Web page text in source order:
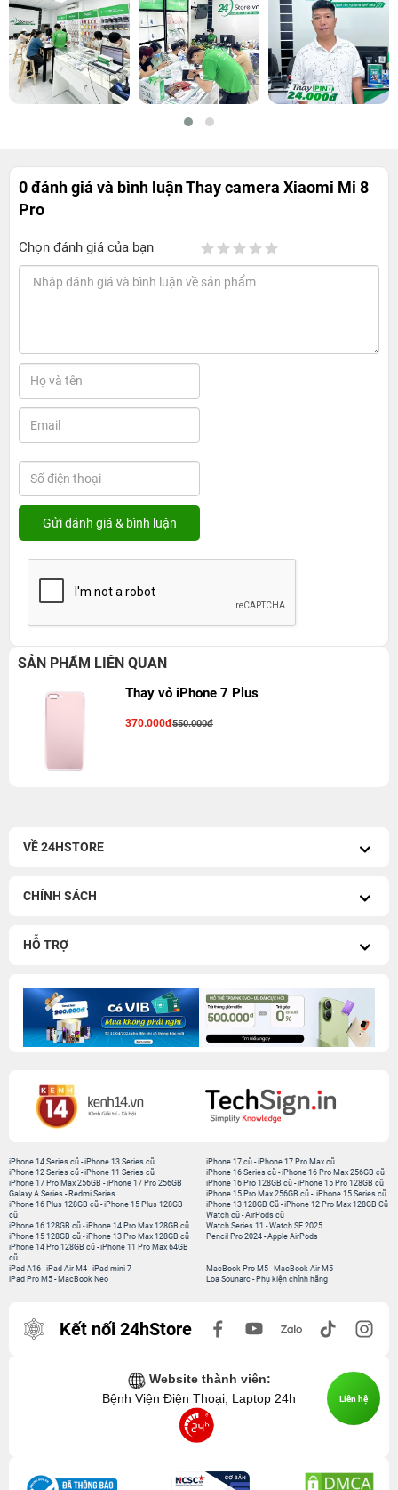
0 đánh giá và bình luậnThay camera Xiaomi Mi 8
Pro
Chọn đánh giá của bạn
SẢN PHẨM LIÊN QUAN
Thay vỏ iPhone 7 Plus
370.000đ550.000đ
VỀ 24HSTORE
CHÍNH SÁCH
HỖ TRỢ
iPhone 14 Series cũ -iPhone 13 Series cũ
iPhone 12 Series cũ -iPhone 11 Series cũ
iPhone 17 Pro Max 256GB -iPhone 17 Pro 256GB
Galaxy A Series - Redmi Series
iPhone 17 cũ-iPhone 17 Pro Max cũ
iPhone 16 Series cũ- iPhone 16 Pro Max 256GB cũ
iPhone 16 Pro 128GB cũ-iPhone 15 Pro 128GB cũ
iPhone 15 Pro Max 256GB cũ- iPhone 15 Series cũ
iPhone 16 Plus 128GB cũ -iPhone 15 Plus 128GB
cũ
iPhone 16 128GB cũ -iPhone 14 Pro Max 128GB cũ
iPhone 15 128GB cũ -iPhone 13 Pro Max 128GB cũ
iPhone 14 Pro 128GB cũ -iPhone 11 Pro Max 64GB
cũ
iPhone 13 128GB Cũ-iPhone 12 Pro Max 128GB Cũ
Watch cũ-AirPods cũ
Watch Series 11 -Watch SE 2025
Pencil Pro 2024-Apple AirPods
iPad A16 -iPad Air M4 -iPad mini 7
iPad Pro M5 - MacBook Neo
MacBook Pro M5- MacBook Air M5
Loa Sounarc- Phụ kiện chính hãng
Kết nối 24hStore
Website thành viên:
Bệnh Viện Điện Thoại, Laptop 24h
Liên hệ